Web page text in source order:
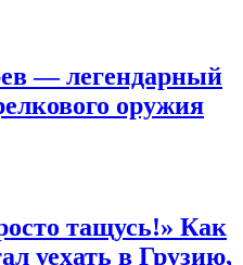
— легендарный
оружия
тащусь!» Как
уехать в Грузию,